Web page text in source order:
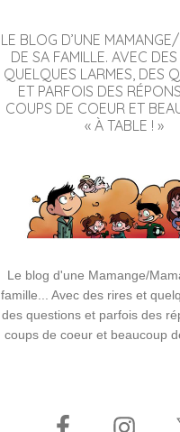
LE BLOG D’UNE
DE SA FAMILLE. AVEC
QUELQUES LARMES, DES
ET PARFOIS DES
COUPS DE COEUR ET
« À TABLE ! »
Le blog d'une Mamange/
famille... Avec des rires et
des questions et parfois des
coups de coeur et beaucoup